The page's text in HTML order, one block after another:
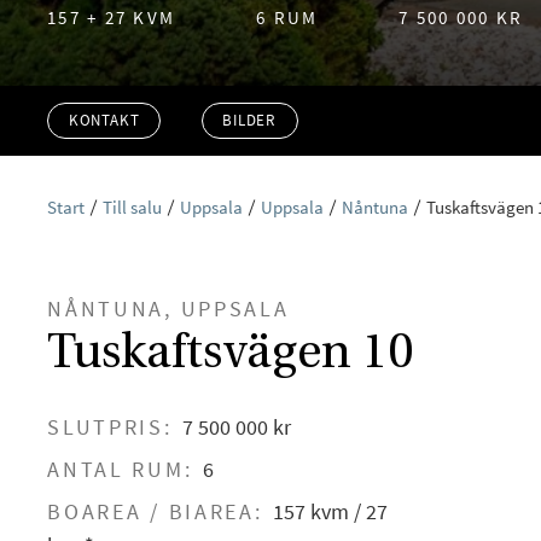
157 + 27 KVM 6 RUM 7 500 000 KR
KONTAKT BILDER
Start Till salu Uppsala Uppsala Nåntuna Tuskaftsvägen
NÅNTUNA, UPPSALA
Tuskaftsvägen 10
SLUTPRIS: 7 500 000 kr
ANTAL RUM: 6
BOAREA / BIAREA: 157 kvm / 27